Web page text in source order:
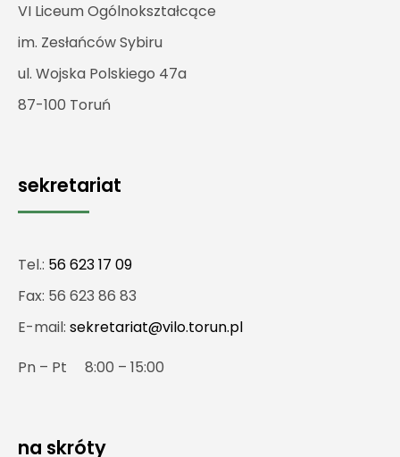
VI Liceum Ogólnokształcące
im. Zesłańców Sybiru
ul. Wojska Polskiego 47a
87-100 Toruń
sekretariat
Tel.: 56 623 17 09
Fax: 56 623 86 83
E-mail: sekretariat@vilo.torun.pl
Pn – Pt 8:00 – 15:00
na skróty